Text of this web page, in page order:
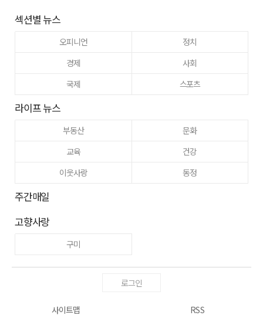
섹션별 뉴스
오피니언
정치
경제
사회
국제
스포츠
라이프 뉴스
부동산
문화
교육
건강
이웃사랑
동정
주간매일
고향사랑
구미
로그인
사이트맵 RSS